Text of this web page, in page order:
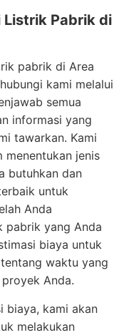
Listrik Pabrik di
pabrik di Area
kami melalui
semua
informasi yang
tawarkan. Kami
menentukan jenis
butuhkan dan
untuk
Anda
pabrik yang Anda
biaya untuk
waktu yang
Anda.
biaya, kami akan
melakukan